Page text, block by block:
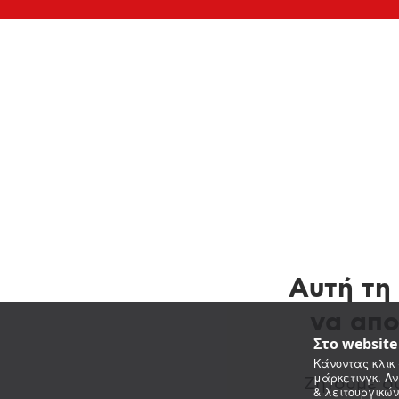
Στο
Κάνοντας κλικ
μάρκετινγκ.
&
Αυτή τη
Ζητούμε